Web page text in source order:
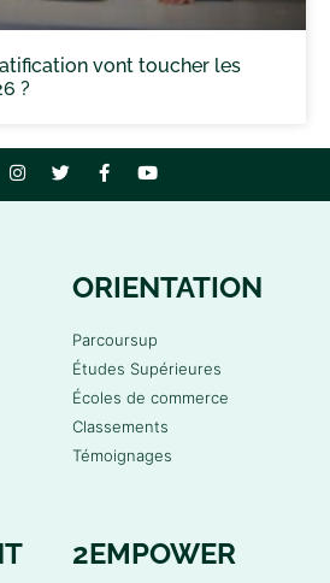
vont toucher les
?
ORIENTATION
Parcoursup
Études Supérieures
Écoles de commerce
Classements
Témoignages
2EMPOWER